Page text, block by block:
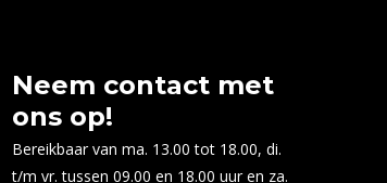
Neem contact met
ons op!
Bereikbaar van ma. 13.00 tot 18.00, di.
t/m vr. tussen 09.00 en 18.00 uur en za.